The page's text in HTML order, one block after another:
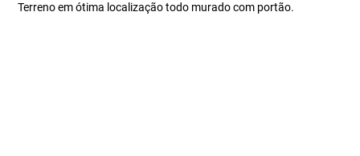
Terreno em ótima localização todo murado com portão.